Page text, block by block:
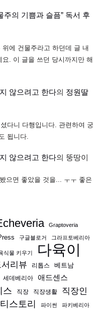
주의 기쁨과 슬픔” 독서 후
에 건물주라고 하던데 글 내
. 이 글을 쓰던 당시까지만 해
않으려고 한다의 정원딸
다니 다행입니다. 관련하여 궁
됩니다.
않으려고 한다의 뚱땅이
으면 좋았을 것을... ㅜㅜ 좋은
Graptoveria
구글블로거 그라프토베리아
식물 키우기 다육이
서리뷰 리톱스
베트남
세데베리아 애드센스
스 직장 직장생활 직장인
티스토리 파이썬 파키베리아